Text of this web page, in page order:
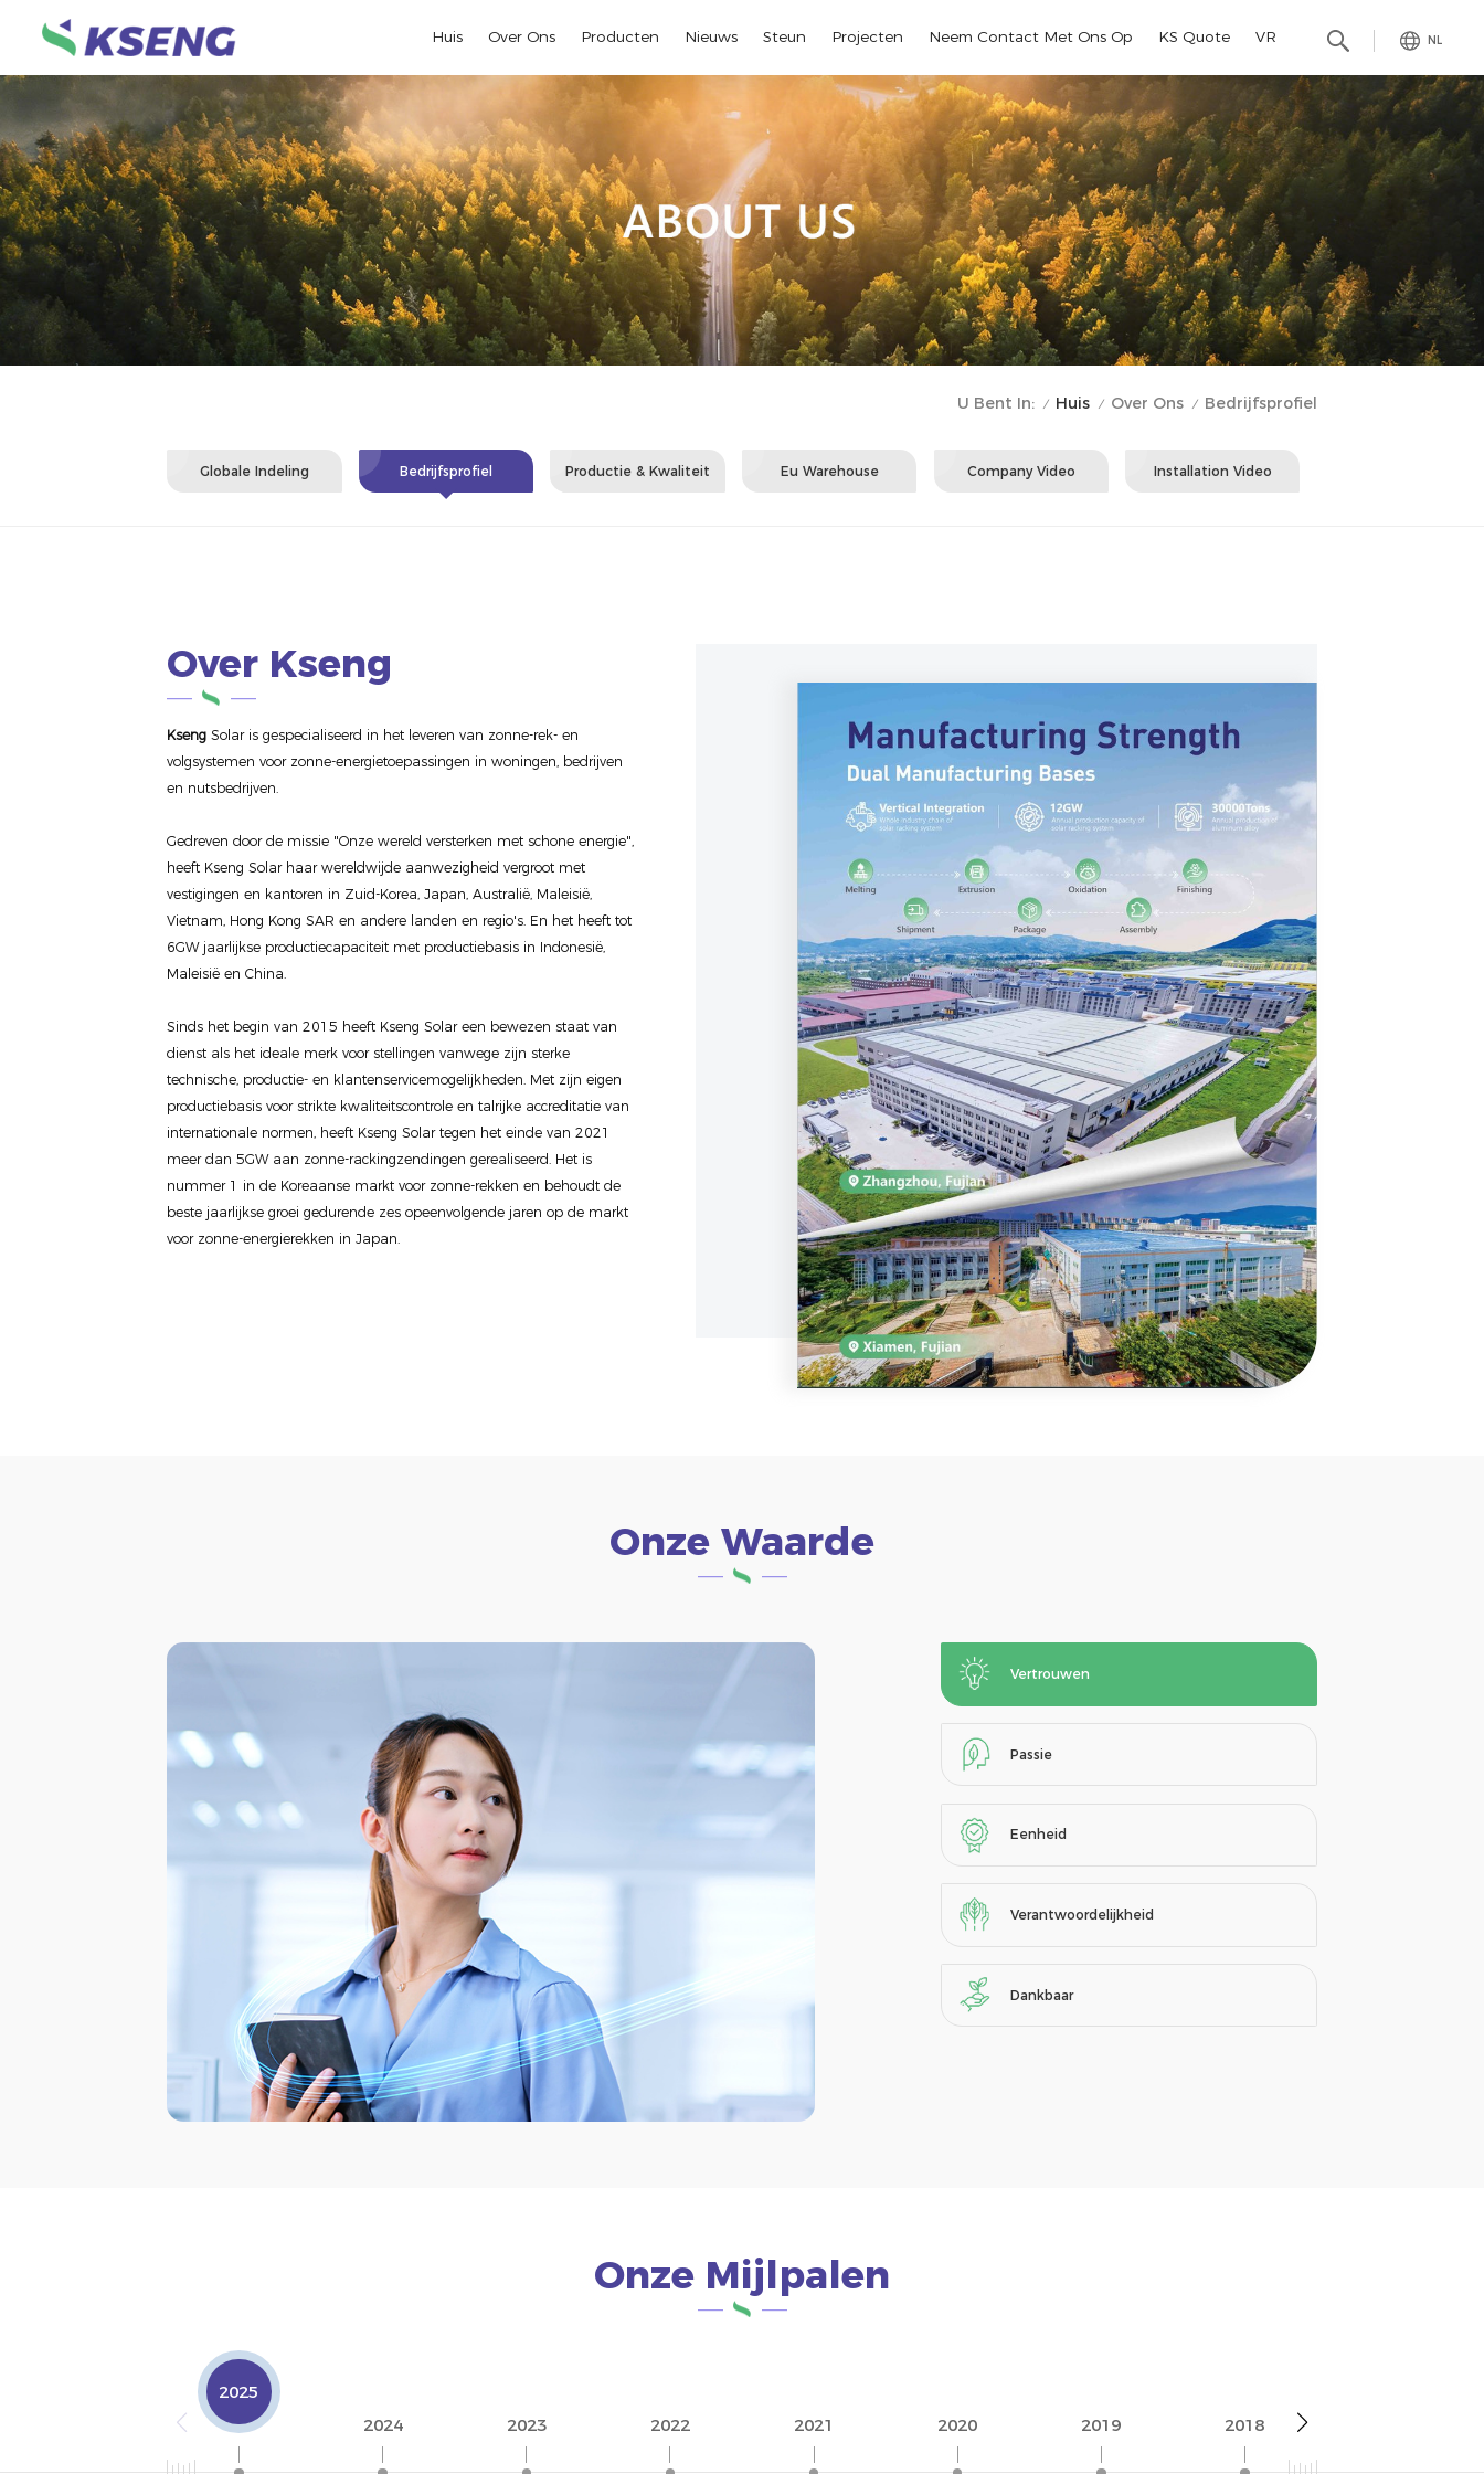
NL
Huis Over Ons Producten Nieuws Steun Projecten Neem Contact Met Ons Op KS Quote VR
U Bent In: / Huis / Over Ons / Bedrijfsprofiel
Globale Indeling Bedrijfsprofiel Productie & Kwaliteit Eu Warehouse Company Video Installation Video
Over Kseng
KsengSolar is gespecialiseerd in het leveren van zonne-rek- en
volgsystemen voor zonne-energietoepassingen in woningen, bedrijven
en nutsbedrijven.
Gedreven door de missie "Onze wereld versterken met schone energie",
heeft Kseng Solar haar wereldwijde aanwezigheid vergroot met
vestigingen en kantoren in Zuid-Korea, Japan, Australië, Maleisië,
Vietnam, Hong Kong SAR en andere landen en regio's. En het heeft tot
6GW jaarlijkse productiecapaciteit met productiebasis in Indonesië,
Maleisië en China.
Sinds het begin van 2015 heeft Kseng Solar een bewezen staat van
dienst als het ideale merk voor stellingen vanwege zijn sterke
technische, productie- en klantenservicemogelijkheden. Met zijn eigen
productiebasis voor strikte kwaliteitscontrole en talrijke accreditatie van
internationale normen, heeft Kseng Solar tegen het einde van 2021
meer dan 5GW aan zonne-rackingzendingen gerealiseerd. Het is
nummer 1 in de Koreaanse markt voor zonne-rekken en behoudt de
beste jaarlijkse groei gedurende zes opeenvolgende jaren op de markt
voor zonne-energierekken in Japan.
Onze Waarde
Vertrouwen
Passie
Eenheid
Verantwoordelijkheid
Dankbaar
Onze Mijlpalen
2025
2024
2023 2022 2021 2020 2019 2018